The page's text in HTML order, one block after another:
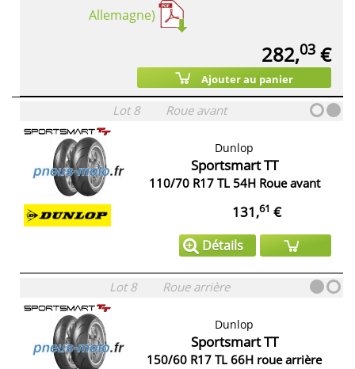
Allemagne)
282,03 €
Ajouter au panier
Lot 8 Roue avant
Dunlop
Sportsmart TT
110/70 R17 TL 54H Roue avant
131,61 €
Détails
Lot 8 Roue arrière
Dunlop
Sportsmart TT
150/60 R17 TL 66H roue arrière